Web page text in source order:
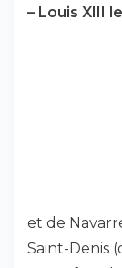
– Louis XIII
et de
Saint-Denis